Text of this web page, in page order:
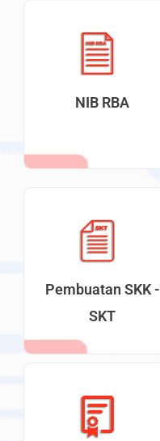
NIB RBA
Pembuatan SKK -
SKT